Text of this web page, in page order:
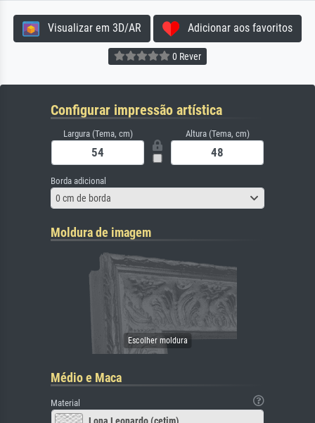
Visualizar em 3D/AR Adicionar aos favoritos
0 Rever
Configurar impressão artística
Largura (Tema, cm) Altura (Tema, cm)
Borda adicional
0 cm de borda
Moldura de imagem
Médio e Maca
Material